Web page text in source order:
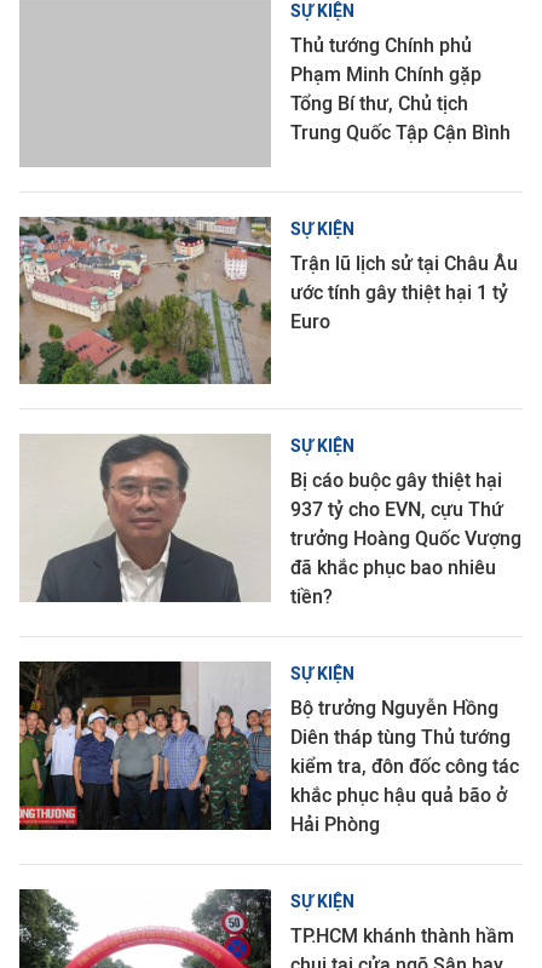
SỰ KIỆN
Thủ tướng Chính phủ
Phạm Minh Chính gặp
Tổng Bí thư, Chủ tịch
Trung Quốc Tập Cận Bình
SỰ KIỆN
Trận lũ lịch sử tại Châu Âu
ước tính gây thiệt hại 1 tỷ
Euro
SỰ KIỆN
Bị cáo buộc gây thiệt hại
937 tỷ cho EVN, cựu Thứ
trưởng Hoàng Quốc Vượng
đã khắc phục bao nhiêu
tiền?
SỰ KIỆN
Bộ trưởng Nguyễn Hồng
Diên tháp tùng Thủ tướng
kiểm tra, đôn đốc công tác
khắc phục hậu quả bão ở
Hải Phòng
SỰ KIỆN
TP.HCM khánh thành hầm